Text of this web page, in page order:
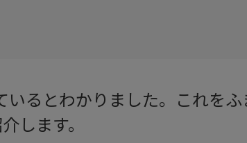
るとわかりました。これを
します。